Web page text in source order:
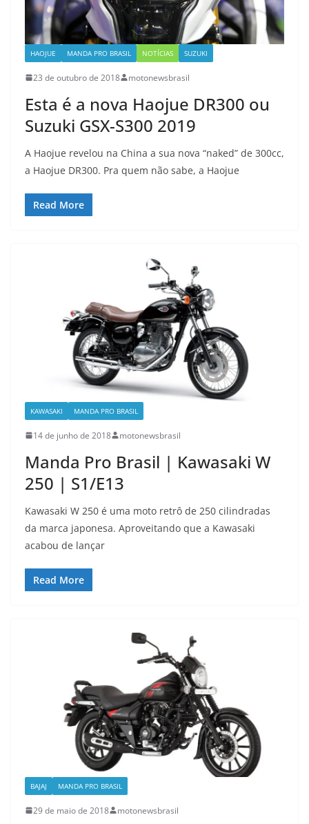
HAOJUE MANDA PRO BRASIL NOTÍCIAS SUZUKI
23 de outubro de 2018 motonewsbrasil
Esta é a nova Haojue DR300 ou
Suzuki GSX-S300 2019
A Haojue revelou na China a sua nova “naked” de 300cc,
a Haojue DR300. Pra quem não sabe, a Haojue
Read More
KAWASAKI MANDA PRO BRASIL
14 de junho de 2018 motonewsbrasil
Manda Pro Brasil | Kawasaki W
250 | S1/E13
Kawasaki W 250 é uma moto retrô de 250 cilindradas
da marca japonesa. Aproveitando que a Kawasaki
acabou de lançar
Read More
BAJAJ MANDA PRO BRASIL
29 de maio de 2018 motonewsbrasil